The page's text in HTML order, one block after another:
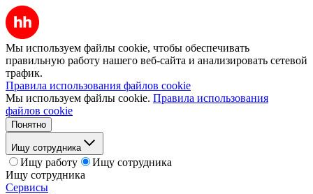
Мы используем файлы cookie, чтобы обеспечивать
правильную работу нашего веб-сайта и анализировать сетевой
трафик.
Правила использования файлов cookie
Мы используем файлы cookie. Правила использования
файлов cookie
Понятно
Ищу сотрудника
Ищу работу
Ищу сотрудника
Ищу сотрудника
Сервисы